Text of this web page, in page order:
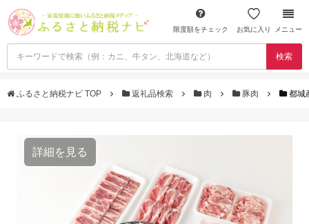
限度額をチェック お気に入り メニュー
検索
ふるさと納税ナビ TOP 返礼品検索 肉 豚肉 都城
詳細を見る